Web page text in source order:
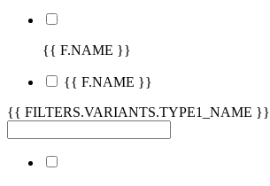
{{ F.NAME }}
{{ F.NAME }}
{{ FILTERS.VARIANTS.TYPE1_NAME }}